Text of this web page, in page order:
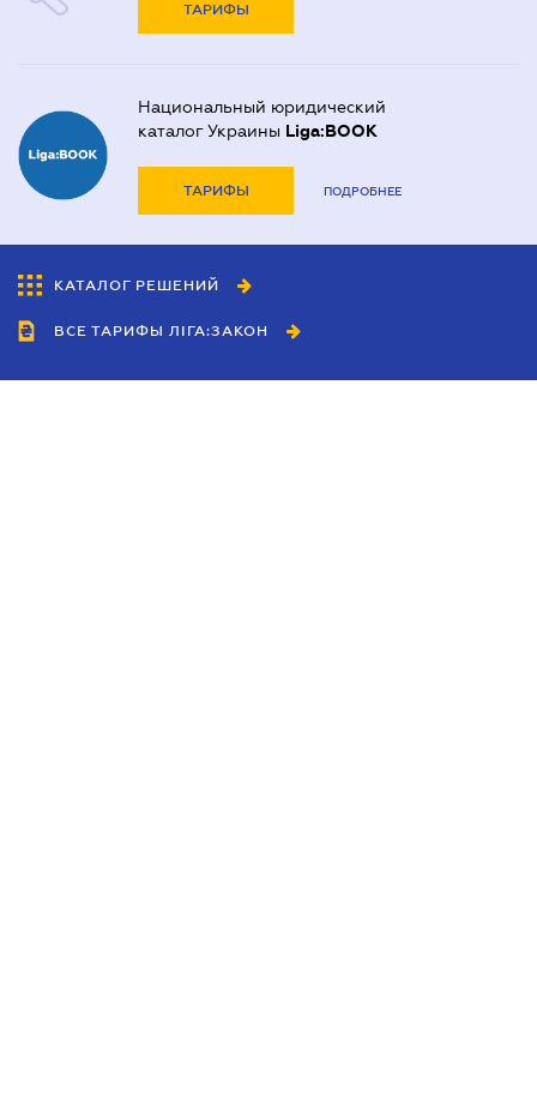
ТАРИФЫ
Национальный юридический
каталог Украины Liga:BOOK
ТАРИФЫ ПОДРОБНЕЕ
КАТАЛОГ РЕШЕНИЙ
ВСЕ ТАРИФЫ ЛІГА:ЗАКОН